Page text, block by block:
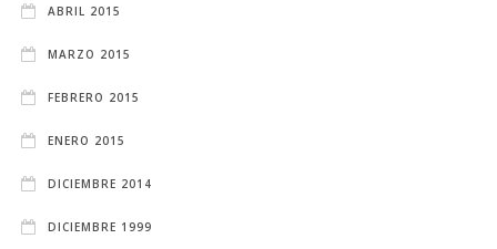
ABRIL 2015
MARZO 2015
FEBRERO 2015
ENERO 2015
DICIEMBRE 2014
DICIEMBRE 1999